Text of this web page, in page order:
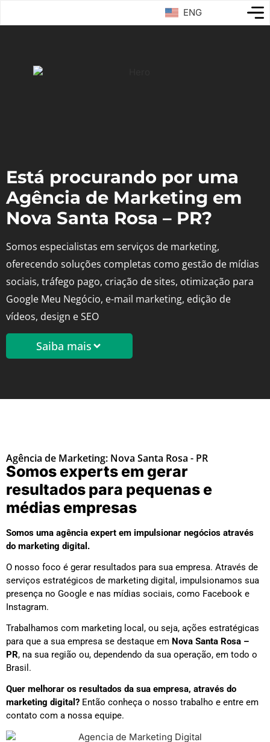
ENG
Está procurando por uma
Agência de Marketing em
Nova Santa Rosa – PR?
Somos especialistas em serviços de marketing,
oferecendo soluções completas como gestão de mídias
sociais, tráfego pago, criação de sites, otimização para
Google Meu Negócio, e-mail marketing, edição de
vídeos, design e SEO
Saiba mais
Agência de Marketing: Nova Santa Rosa - PR
Somos experts em gerar
resultados para pequenas e
médias empresas
Somos uma agência expert em impulsionar negócios através
do marketing digital.
O nosso foco é gerar resultados para sua empresa. Através de
serviços estratégicos de marketing digital, impulsionamos sua
presença no Google e nas mídias sociais, como Facebook e
Instagram.
Trabalhamos com marketing local, ou seja, ações estratégicas
para que a sua empresa se destaque em Nova Santa Rosa –
PR, na sua região ou, dependendo da sua operação, em todo o
Brasil.
Quer melhorar os resultados da sua empresa, através do
marketing digital? Então conheça o nosso trabalho e entre em
contato com a nossa equipe.